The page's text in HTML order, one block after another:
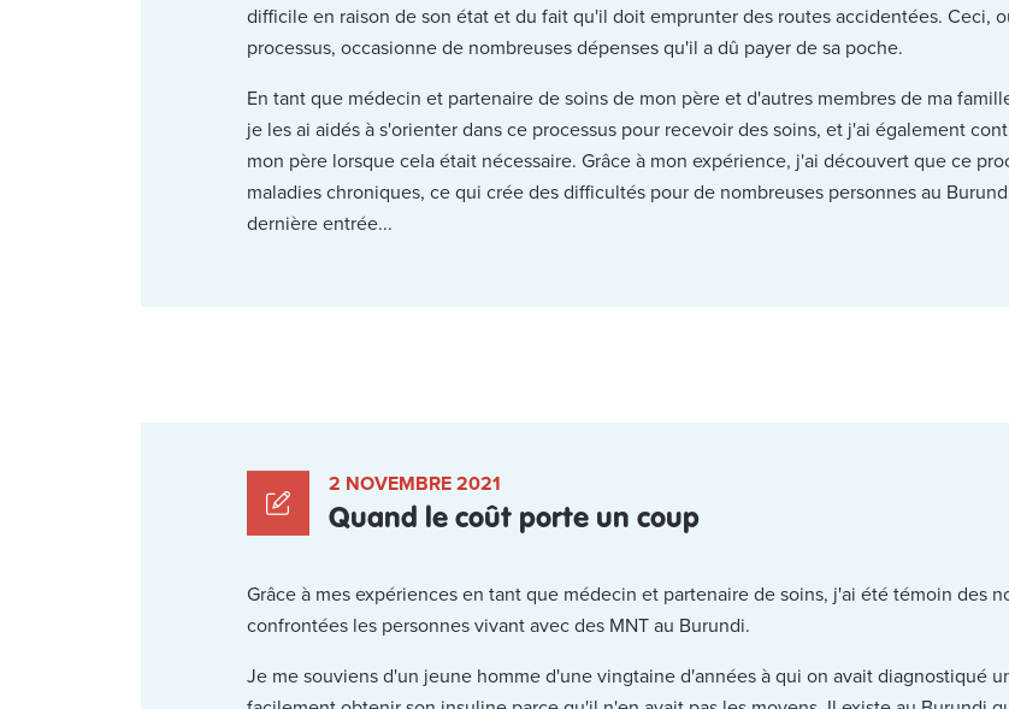
difficile en raison de son état et du fait qu'il doit emprunter des routes accidentées. Ceci,
processus, occasionne de nombreuses dépenses qu'il a dû payer de sa poche.
En tant que médecin et partenaire de soins de mon père et d'autres membres de ma
je les ai aidés à s'orienter dans ce processus pour recevoir des soins, et j'ai également
mon père lorsque cela était nécessaire. Grâce à mon expérience, j'ai découvert que ce
maladies chroniques, ce qui crée des difficultés pour de nombreuses personnes au
dernière entrée...
2 NOVEMBRE 2021
Quand le coût porte un coup
Grâce à mes expériences en tant que médecin et partenaire de soins, j'ai été témoin des
confrontées les personnes vivant avec des MNT au Burundi.
Je me souviens d'un jeune homme d'une vingtaine d'années à qui on avait diagnostiqué